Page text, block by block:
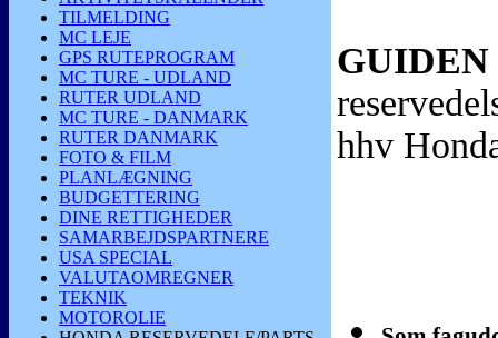
TILMELDING
MC LEJE
GPS RUTEPROGRAM
MC TURE - UDLAND
RUTER UDLAND
MC TURE - DANMARK
RUTER DANMARK
FOTO & FILM
PLANLÆGNING
BUDGETTERING
DINE RETTIGHEDER
SAMARBEJDSPARTNERE
USA SPECIAL
VALUTAOMREGNER
TEKNIK
MOTOROLIE
GUIDEN
hhv